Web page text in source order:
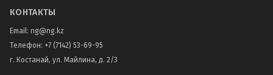
КОНТАКТЫ
Email: ng@ng.kz
Телефон: +7 (7142) 53-69-95
г. Костанай, ул. Майлина, д. 2/3